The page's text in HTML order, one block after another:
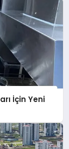
İçin Yeni